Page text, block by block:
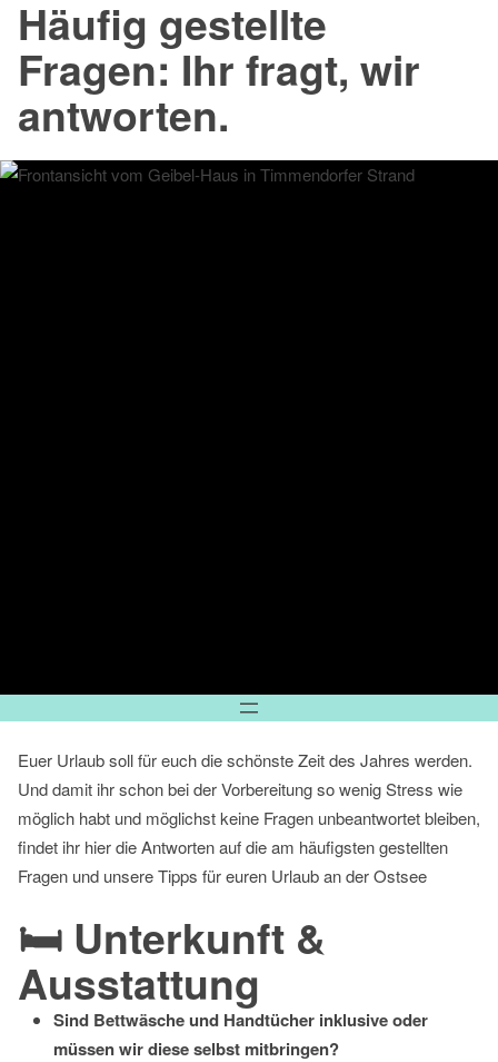
Zum
Inhalt
springen
Häufig gestellte
Fragen: Ihr fragt, wir
antworten.
Euer Urlaub soll für euch die schönste Zeit des Jahres werden.
Und damit ihr schon bei der Vorbereitung so wenig Stress wie
möglich habt und möglichst keine Fragen unbeantwortet bleiben,
findet ihr hier die Antworten auf die am häufigsten gestellten
Fragen und unsere Tipps für euren Urlaub an der Ostsee
🛏️ Unterkunft &
Ausstattung
Sind Bettwäsche und Handtücher inklusive oder
müssen wir diese selbst mitbringen?